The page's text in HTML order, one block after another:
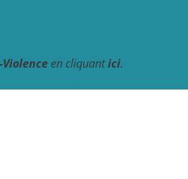
en cliquantici.